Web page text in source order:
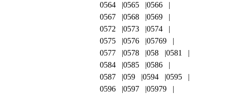
0564
0565
0566
0567
0568
0569
0572
0573
0574
0575
0576
05769
0577
0578 058
0581
0584
0585
0586
0587
059 0594
0595
0596
0597
05979